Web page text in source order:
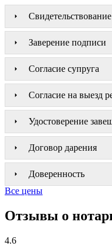
Заверение подписи
Согласие супруга
Согласие на выезд
Удостоверение
Договор дарения
Доверенность
Все цены
Отзывы о
4.6